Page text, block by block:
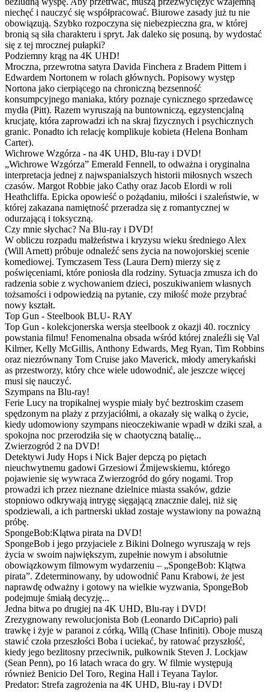
niechęć i nauczyć się współpracować. Biurowe zasady już tu nie
obowiązują. Szybko rozpoczyna się niebezpieczna gra, w której
bronią są siła charakteru i spryt. Jak daleko się posuną, by wydostać
się z tej mrocznej pułapki?
Podziemny krąg na 4K UHD!
Mroczna, przewrotna satyra Davida Finchera z Bradem Pittem i
Edwardem Nortonem w rolach głównych. Popisowy występ
Nortona jako cierpiącego na chroniczną bezsenność
konsumpcyjnego maniaka, który poznaje cynicznego sprzedawcę
mydła (Pitt). Razem wyruszają na buntowniczą, egzystencjalną
krucjatę, która zaprowadzi ich na skraj fizycznych i psychicznych
granic. Ponadto ich relację komplikuje kobieta (Helena Bonham
Carter).
Wichrowe Wzgórza - na 4K UHD, Blu-ray i DVD!
„Wichrowe Wzgórza” Emerald Fennell, to odważna i oryginalna
interpretacja jednej z najwspanialszych historii miłosnych wszech
czasów. Margot Robbie jako Cathy oraz Jacob Elordi w roli
Heathcliffa. Epicka opowieść o pożądaniu, miłości i szaleństwie, w
której zakazana namiętność przeradza się z romantycznej w
odurzającą i toksyczną.
Czy mnie słychac? Na Blu-ray i DVD!
W obliczu rozpadu małżeństwa i kryzysu wieku średniego Alex
(Will Arnett) próbuje odnaleźć sens życia na nowojorskiej scenie
komediowej. Tymczasem Tess (Laura Dern) mierzy się z
poświęceniami, które poniosła dla rodziny. Sytuacja zmusza ich do
radzenia sobie z wychowaniem dzieci, poszukiwaniem własnych
tożsamości i odpowiedzią na pytanie, czy miłość może przybrać
nowy kształt.
Top Gun - Steelbook BLU- RAY
Top Gun - kolekcjonerska wersja steelbook z okazji 40. rocznicy
powstania filmu! Fenomenalna obsada wśród której znaleźli się Val
Kilmer, Kelly McGillis, Anthony Edwards, Meg Ryan, Tim Robbins
oraz niezrównany Tom Cruise jako Maverick, młody amerykański
as przestworzy, który chce wiele udowodnić, ale jeszcze więcej
musi się nauczyć.
Szympans na Blu-ray!
Ferie Lucy na tropikalnej wyspie miały być beztroskim czasem
spędzonym na plaży z przyjaciółmi, a okazały się walką o życie,
kiedy udomowiony szympans nieoczekiwanie wpadł w dziki szał, a
spokojna noc przerodziła się w chaotyczną batalię...
Zwierzogród 2 na DVD!
Detektywi Judy Hops i Nick Bajer depczą po piętach
nieuchwytnemu gadowi Grzesiowi Żmijewskiemu, którego
pojawienie się wywraca Zwierzogród do góry nogami. Trop
prowadzi ich przez nieznane dzielnice miasta ssaków, gdzie
stopniowo odkrywają intrygę sięgającą znacznie dalej, niż się
spodziewali, a ich partnerski układ zostaje wystawiony na poważną
próbę.
SpongeBob:Klątwa pirata na DVD!
SpongeBob i jego przyjaciele z Bikini Dolnego wyruszają w rejs
życia w swoim największym, zupełnie nowym i absolutnie
obowiązkowym filmowym wydarzeniu – „SpongeBob: Klątwa
pirata”. Zdeterminowany, by udowodnić Panu Krabowi, że jest
naprawdę odważny i gotowy na wielkie wyzwania, SpongeBob
podejmuje śmiałą decyzję...
Jedna bitwa po drugiej na 4K UHD, Blu-ray i DVD!
Zrezygnowany rewolucjonista Bob (Leonardo DiCaprio) pali
trawkę i żyje w paranoi z córką, Willą (Chase Infiniti). Oboje muszą
stawić czoła przeszłości Boba i uciekać, by ratować przyszłość,
kiedy jego bezlitosny przeciwnik, pułkownik Steven J. Lockjaw
(Sean Penn), po 16 latach wraca do gry. W filmie występują
również Benicio Del Toro, Regina Hall i Teyana Taylor.
Predator: Strefa zagrożenia na 4K UHD, Blu-ray i DVD!